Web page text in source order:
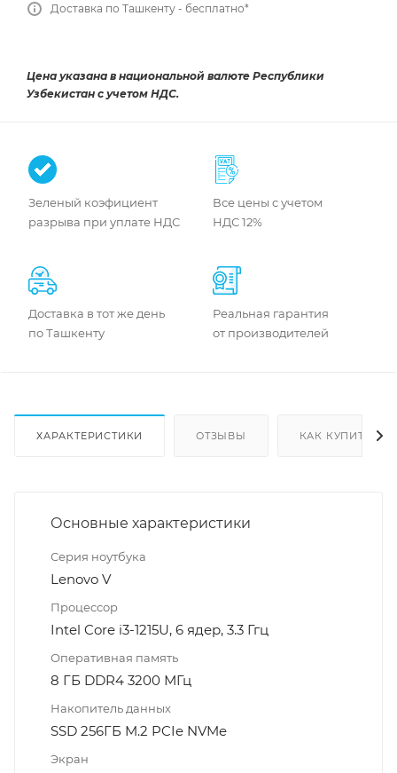
Доставка по Ташкенту - бесплатно*
Цена указана в национальной валюте Республики
Узбекистан с учетом НДС.
Зеленый коэфициент
разрыва при уплате НДС
Все цены с учетом
НДС 12%
Доставка в тот же день
по Ташкенту
Реальная гарантия
от производителей
ХАРАКТЕРИСТИКИ ОТЗЫВЫ КАК КУПИТЬ
Основные характеристики
Серия ноутбука
Lenovo V
Процессор
Intel Core i3-1215U, 6 ядер, 3.3 Ггц
Оперативная память
8 ГБ DDR4 3200 МГц
Накопитель данных
SSD 256ГБ M.2 PCIe NVMe
Экран